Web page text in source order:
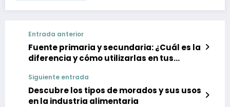
Entrada anterior
Fuente primaria y secundaria: ¿Cuál es la
diferencia y cómo utilizarlas en tus
Siguiente entrada
Descubre los tipos de morados y sus usos
en la industria alimentaria